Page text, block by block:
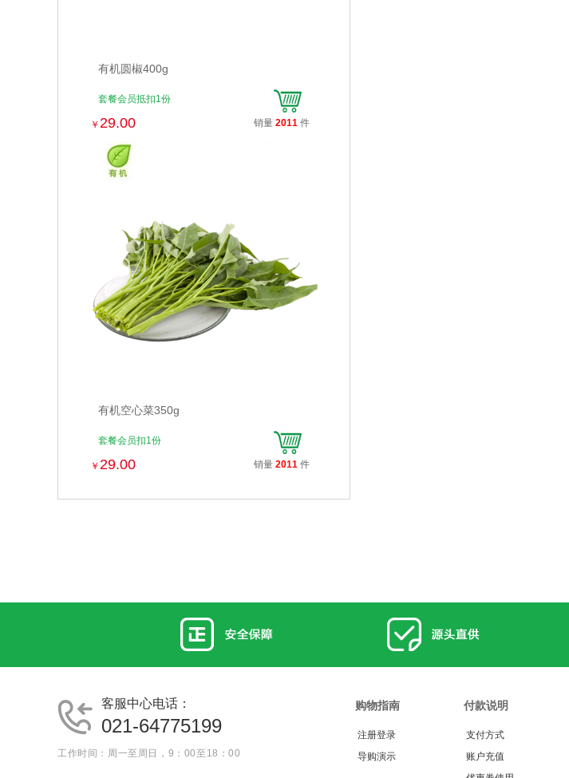
有机圆椒400g
套餐会员抵扣1份
￥ 29.00 销量 2011 件
有机空心菜350g
套餐会员扣1份
￥ 29.00 销量 2011 件
客服中心电话：
021-64775199
工作时间：周一至周日，9：00至18：00
购物指南
注册登录
导购演示
付款说明
支付方式
账户充值